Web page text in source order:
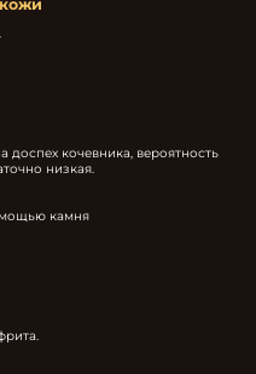
кочевника, вероятность
низкая.
камня